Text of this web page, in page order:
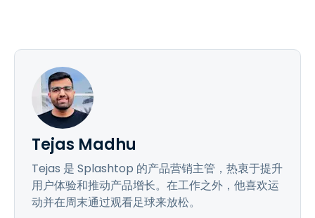
Tejas Madhu
Tejas 是 Splashtop 的产品营销主管，热衷于提升
用户体验和推动产品增长。在工作之外，他喜欢运
动并在周末通过观看足球来放松。